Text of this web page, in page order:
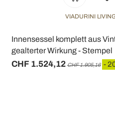
VIADURINI
Innensessel komplett aus
gealterter Wirkung - Stempel
CHF 1.524,12 CHF 1.905,16 -